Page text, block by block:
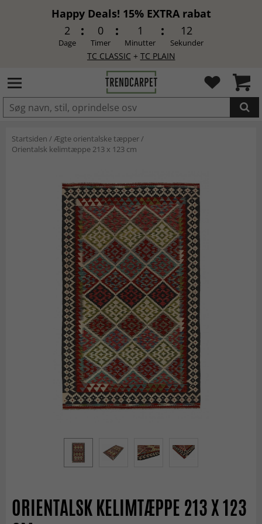
Happy Deals! 15% EXTRA rabat
2
Dage
0
Timer
1
Minutter
12
Sekunder
TC CLASSIC + TC PLAIN
LAGT I INDKØBSKURVEN.
Startsiden /Ægte orientalske tæpper/
Orientalsk kelimtæppe 213 x 123 cm
ORIENTALSK KELIMTÆPPE 213 X 123